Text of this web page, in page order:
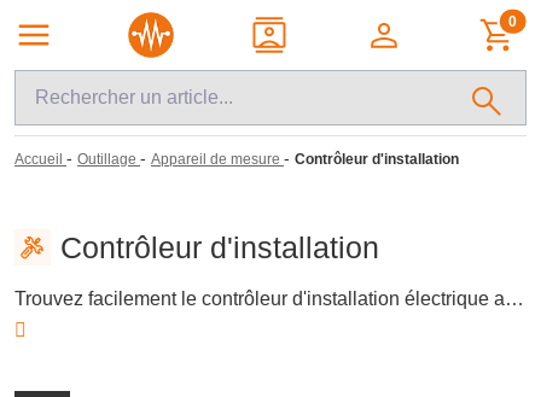
0
Accueil - Outillage - Appareil de mesure - Contrôleur d'installation
Contrôleur d'installation
Trouvez facilement le contrôleur d'installation électrique adapté à vos besoins professionnels. Ces appareils de mesure sont essentiels pour vérifier la conformité des installations électriques, en mesurant la résistance de terre, l'isolement et la continuité. Assurez-vous de la sécurité et de l'efficacité de vos installations grâce à des contrôleurs fiables et précis, conçus pour respecter les normes en vigueur.